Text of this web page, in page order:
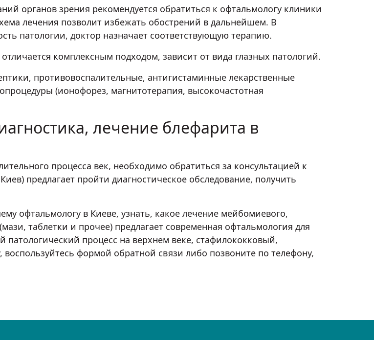
органов зрения рекомендуется обратиться к офтальмологу клиники
лечения позволит избежать обострений в дальнейшем. В
патологии, доктор назначает соответствующую терапию.
комплексным подходом, зависит от вида глазных патологий.
противовоспалительные, антигистаминные лекарственные
(ионофорез, магнитотерапия, высокочастотная
лечение блефарита в
процесса век, необходимо обратиться за консультацией к
предлагает пройти диагностическое обследование, получить
офтальмологу в Киеве, узнать, какое лечение мейбомиевого,
таблетки и прочее) предлагает современная офтальмология для
процесс на верхнем веке, стафилококковый,
формой обратной связи либо позвоните по телефону,